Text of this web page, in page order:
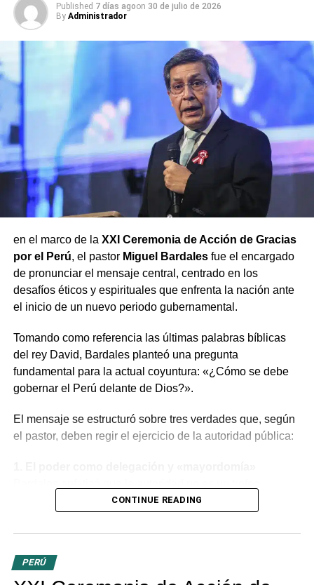
Published 7 días agoon 30 de julio de 2026
By Administrador
en el marco de la XXI Ceremonia de Acción de Gracias
por el Perú, el pastor Miguel Bardalesfue el encargado
de pronunciar el mensaje central, centrado en los
desafíos éticos y espirituales que enfrenta la nación ante
el inicio de un nuevo periodo gubernamental.
Tomando como referencia las últimas palabras bíblicas
del rey David, Bardales planteó una pregunta
fundamental para la actual coyuntura: «¿Cómo se debe
gobernar el Perú delante de Dios?».
El mensaje se estructuró sobre tres verdades que, según
el pastor, deben regir el ejercicio de la autoridad pública:
político, sino una delegación divina. Dirigiéndose a la
poder recibido es unaresponsabilidad o
ante Dios, tanto por lo público como por lo privado. «Los
CONTINUE READING
PERÚ